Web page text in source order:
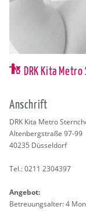
DRK Kita
An­schrift
DRK Kita Metro
Al­ten­berg­stra­ße 97-99
40235 Düs­sel­dorf
Tel.:0211 2304397
An­ge­bot:
Be­treu­ungs­al­ter: 4